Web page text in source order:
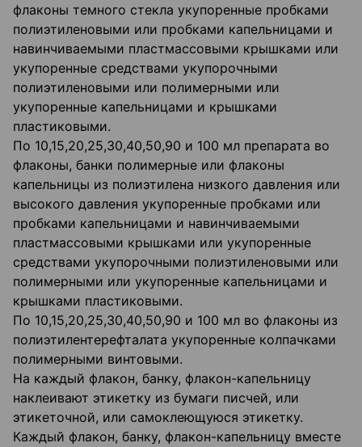
флаконы темного стекла укупоренные пробками
полиэтиленовыми или пробками капельницами и
навинчиваемыми пластмассовыми крышками или
укупоренные средствами укупорочными
полиэтиленовыми или полимерными или
укупоренные капельницами и крышками
пластиковыми.
По 10,15,20,25,30,40,50,90 и 100 мл препарата во
флаконы, банки полимерные или флаконы
капельницы из полиэтилена низкого давления или
высокого давления укупоренные пробками или
пробками капельницами и навинчиваемыми
пластмассовыми крышками или укупоренные
средствами укупорочными полиэтиленовыми или
полимерными или укупоренные капельницами и
крышками пластиковыми.
По 10,15,20,25,30,40,50,90 и 100 мл во флаконы из
полиэтилентерефталата укупоренные колпачками
полимерными винтовыми.
На каждый флакон, банку, флакон-капельницу
наклеивают этикетку из бумаги писчей, или
этикеточной, или самоклеющуюся этикетку.
Каждый флакон, банку, флакон-капельницу вместе